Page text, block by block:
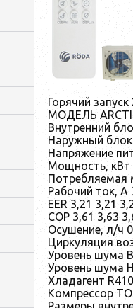
Горячий
МОДЕЛЬ
Внутренний
Наружный блок
Напряжение
Мощность, кВт
Потребляемая
Рабочий ток, А
EER 3,21 3,21
COP 3,61 3,63
Осушение, л/ч
Циркуляция
Уровень шума
Уровень шума
Хладагент
Компрессор